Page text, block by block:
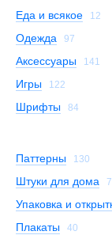
Еда и всякое 12
Одежда 97
Аксессуары 141
Игры 122
Шрифты 84
Паттерны 130
Штуки для дома
Упаковка и
Плакаты 40